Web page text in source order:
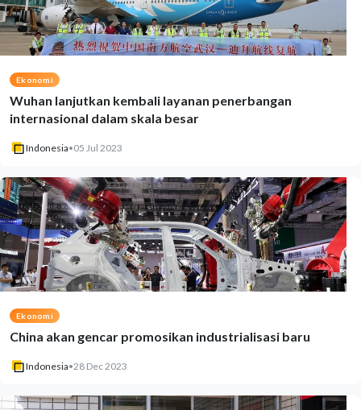
Ekonomi
Wuhan lanjutkan kembali layanan penerbangan
internasional dalam skala besar
Indonesia•05 Jul 2023
Ekonomi
China akan gencar promosikan industrialisasi baru
Indonesia•28 Dec 2023